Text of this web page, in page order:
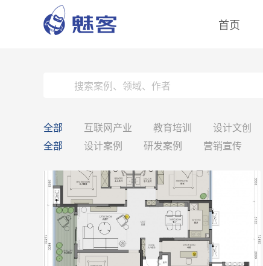
首页
全部 互联网产业 教育培训 设计文创
全部
设计案例 研发案例 营销宣传